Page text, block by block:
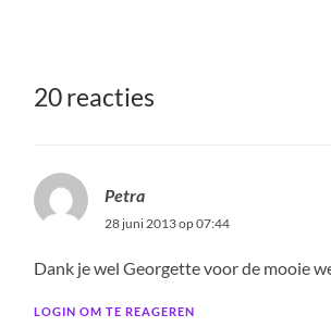
20 reacties
Petra
28 juni 2013 op 07:44
Dank je wel Georgette voor de mooie
LOGIN OM TE REAGEREN